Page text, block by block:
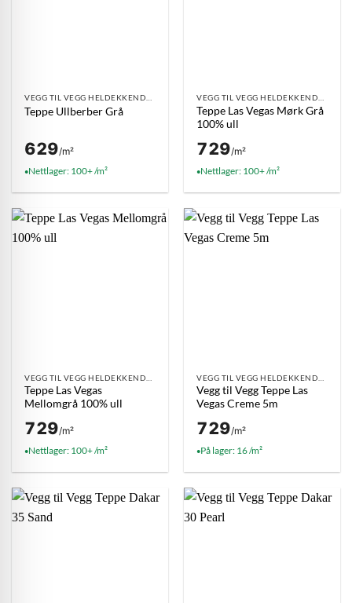
Teppe Ullberber Grå
629/m²
●Nettlager: 100+ /m²
Teppe Las Vegas Mørk Grå
100% ull
729/m²
●Nettlager: 100+ /m²
Teppe Las Vegas
Mellomgrå 100% ull
729/m²
●Nettlager: 100+ /m²
Vegg til Vegg Teppe Las
Vegas Creme 5m
729/m²
●På lager: 16 /m²